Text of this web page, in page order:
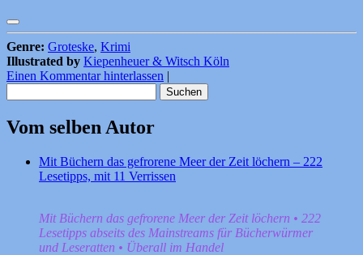
Genre: Groteske, Krimi
Illustrated by Kiepenheuer & Witsch Köln
Einen Kommentar hinterlassen |
nach:
Vom selben Autor
Mit Büchern das gefrorene Meer der Zeit löchern – 222
Lesetipps, mit 11 Verrissen
Mit Büchern das gefrorene Meer der Zeit löchern • 222
Lesetipps abseits des Mainstreams für Bücherwürmer
und Leseratten • Überall im Handel